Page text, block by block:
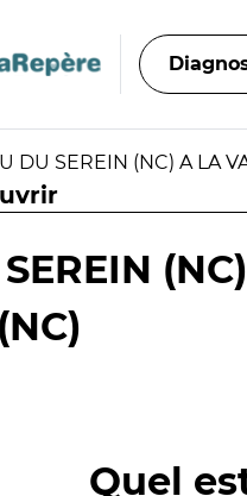
DU SEREIN (NC) A LA
Quel